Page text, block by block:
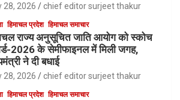
28, 2026 chief editor surjeet thakur
हिमाचल प्रदेश हिमाचल समाचार
राज्य अनुसूचित जाति आयोग को स्कोच
2026 के सेमीफाइनल में मिली जगह,
ने दी बधाई
28, 2026 chief editor surjeet thakur
हिमाचल प्रदेश हिमाचल समाचार